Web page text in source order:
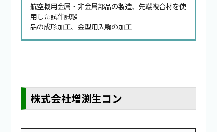
航空機用金属・非金属部品の製造、先端複合材を使
用した試作試験
品の成形加工、金型用入駒の加工
株式会社増渕生コン